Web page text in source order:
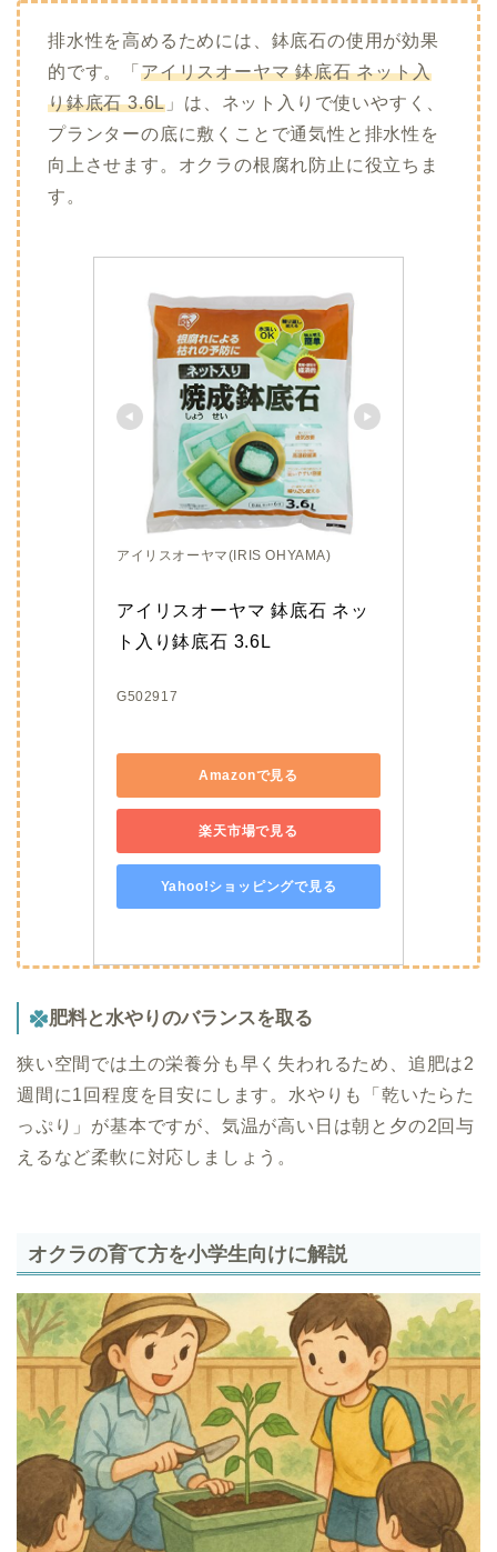
排水性を高めるためには、鉢底石の使用が効果
的です。
「アイリスオーヤマ 鉢底石 ネット入
り鉢底石 3.6L 」は、ネット入りで使いやすく、
プランターの底に敷くことで通気性と排水性を
向上させます。 オクラの根腐れ防止に役立ちま
す。
アイリスオーヤマ(IRIS OHYAMA)
アイリスオーヤマ 鉢底石 ネッ
ト入り鉢底石 3.6L
G502917
Amazonで見る
楽天市場で見る
Yahoo!ショッピングで見る
肥料と水やりのバランスを取る
狭い空間では土の栄養分も早く失われるため、追肥は2
週間に1回程度を目安にします。水やりも「乾いたらた
っぷり」が基本ですが、気温が高い日は朝と夕の2回与
えるなど柔軟に対応しましょう。
オクラの育て方を小学生向けに解説